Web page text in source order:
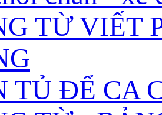
TỪ VIẾT
TỦ ĐỂ CA